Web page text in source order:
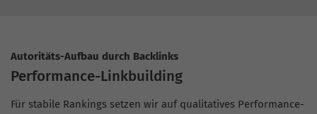
Autoritäts-Aufbau durch Backlinks
Performance-Linkbuilding
Für stabile Rankings setzen wir auf qualitatives Performance-